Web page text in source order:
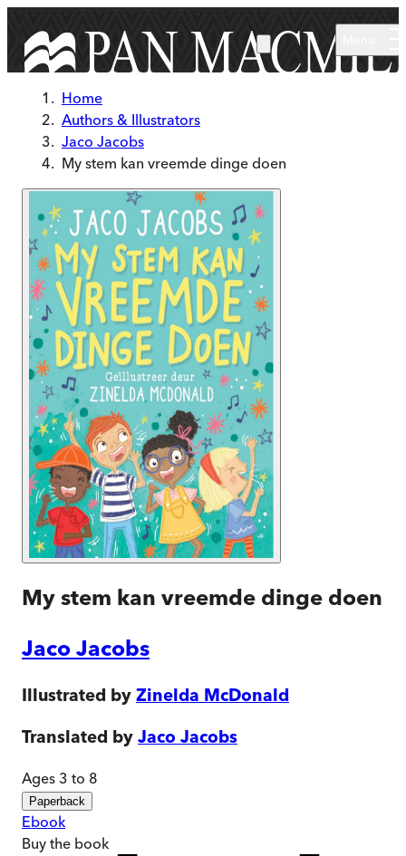
Home
Authors & Illustrators
Jaco Jacobs
My stem kan vreemde dinge doen
My stem kan vreemde dinge doen
Jaco Jacobs
Illustrated by Zinelda McDonald
Translated by Jaco Jacobs
Ages 3 to 8
Paperback
Ebook
Buy the book